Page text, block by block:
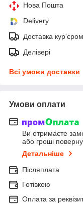
Нова Пошта
Delivery
Доставка кур'єром
Делівері
Всі умови доставки
Умови оплати
Ви отримаєте
або гроші
Детальніше
Післяплата
Готівкою
Оплата за